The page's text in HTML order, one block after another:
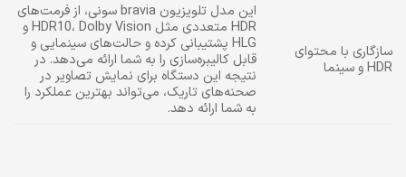
سازگاری با محتوای
HDR و سینما
این مدل تلویزیون bravia سونی، از فرمت‌های
HDR متعددی مثل HDR10، Dolby Vision و
HLG‌ پشتیبانی کرده و حالت‌های سینمایی و
قابل کالیبره‌سازی را به شما ارائه می‌دهد. در
نتیجه این دستگاه برای نمایش تصاویر در
صحنه‌های تاریک، می‌تواند بهترین عملکرد را
به شما ارائه دهد.